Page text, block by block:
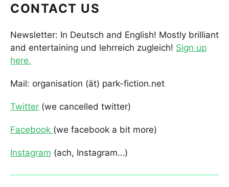
CONTACT US
Newsletter: In Deutsch and English! Mostly brilliant
and entertaining und lehrreich zugleich! Sign up
here.
Mail: organisation (ät) park-fiction.net
Twitter (we cancelled twitter)
Facebook (we facebook a bit more)
Instagram (ach, Instagram…)